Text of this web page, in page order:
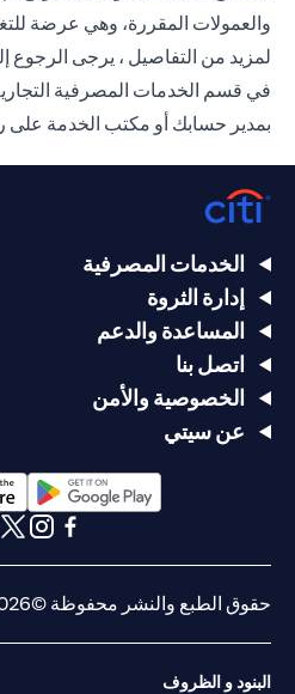
والعمولات المقررة، وهي عرضة
لمزيد من التفاصيل ، يرجى الرجوع
في قسم الخدمات المصرفية
بمدير حسابك أو مكتب الخدمة على
الخدمات المصرفية
إدارة الثروة
المساعدة والدعم
اتصل بنا
الخصوصية والأمن
عن سيتي
(opens in a new tab)
حقوق الطبع والنشر محفوظة ©2026 سيتي جروب انك.
البنود و الظروف